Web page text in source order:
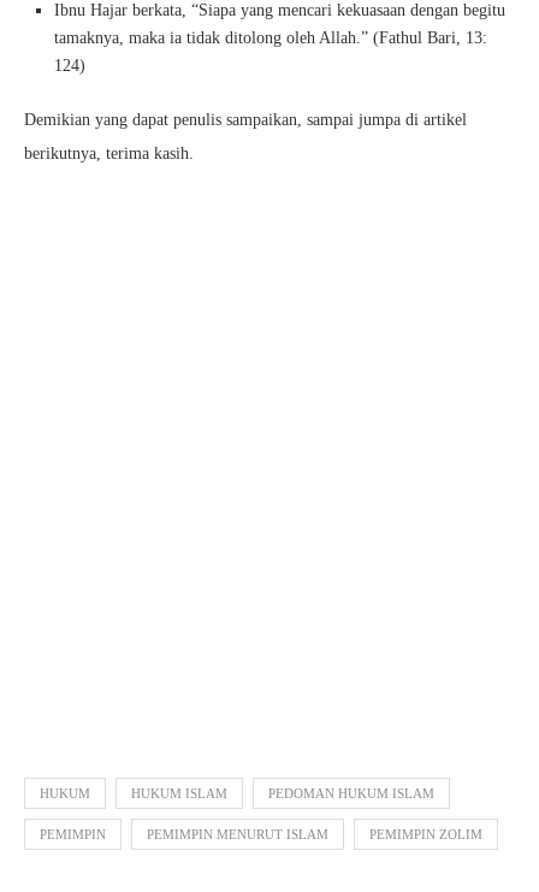
Ibnu Hajar berkata, “Siapa yang mencari kekuasaan dengan begitu
tamaknya, maka ia tidak ditolong oleh Allah.” (Fathul Bari, 13:
124)
Demikian yang dapat penulis sampaikan, sampai jumpa di artikel
berikutnya, terima kasih.
HUKUM HUKUM ISLAM PEDOMAN HUKUM ISLAM
PEMIMPIN PEMIMPIN MENURUT ISLAM PEMIMPIN ZOLIM